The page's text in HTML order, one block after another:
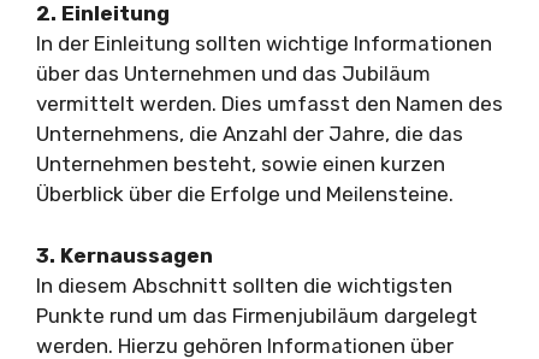
2. Einleitung
In der Einleitung sollten wichtige Informationen
über das Unternehmen und das Jubiläum
vermittelt werden. Dies umfasst den Namen des
Unternehmens, die Anzahl der Jahre, die das
Unternehmen besteht, sowie einen kurzen
Überblick über die Erfolge und Meilensteine.
3. Kernaussagen
In diesem Abschnitt sollten die wichtigsten
Punkte rund um das Firmenjubiläum dargelegt
werden. Hierzu gehören Informationen über